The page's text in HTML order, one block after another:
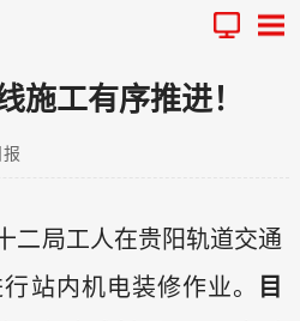
施工有序推进！
二局工人在贵阳轨道交通
站内机电装修作业。
目